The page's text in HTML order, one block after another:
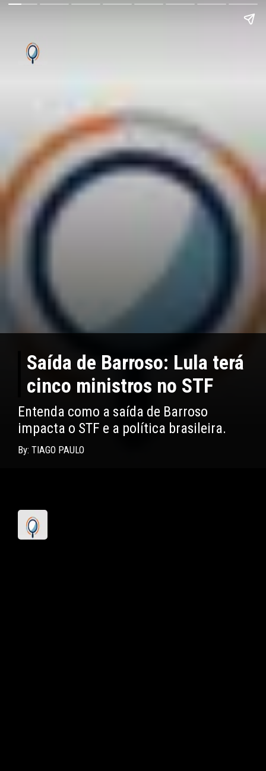
Saída de Barroso: Lula terá
cinco ministros no STF
Entenda como a saída de Barroso
impacta o STF e a política brasileira.
By: TIAGO PAULO